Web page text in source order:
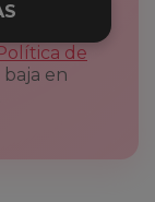
de
en